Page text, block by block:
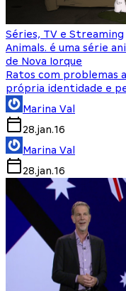
Séries, TV e Streaming
Animals. é uma série
de Nova Iorque
Ratos com problemas
própria identidade e
Marina Val
28.jan.16
Marina Val
28.jan.16